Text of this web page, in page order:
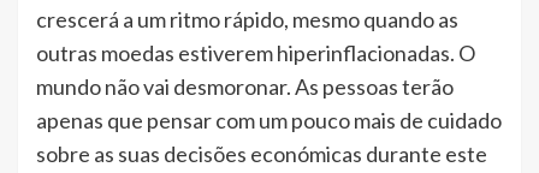
crescerá a um ritmo rápido, mesmo quando as
outras moedas estiverem hiperinflacionadas. O
mundo não vai desmoronar. As pessoas terão
apenas que pensar com um pouco mais de cuidado
sobre as suas decisões económicas durante este